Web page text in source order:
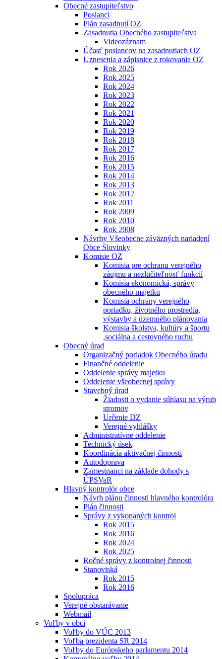
Obecné zastupiteľstvo
Poslanci
Plán zasadnutí OZ
Zasadnutia Obecného zastupiteľstva
Videozáznam
Účasť poslancov na zasadnutiach OZ
Uznesenia a zápisnice z rokovania OZ
Rok 2026
Rok 2025
Rok 2024
Rok 2023
Rok 2022
Rok 2021
Rok 2020
Rok 2019
Rok 2018
Rok 2017
Rok 2016
Rok 2015
Rok 2014
Rok 2013
Rok 2012
Rok 2011
Rok 2009
Rok 2010
Rok 2008
Návrhy Všeobecne záväzných nariadení
Obce Slovinky
Komisie OZ
Komisia pre ochranu verejného
záujmu a nezlučiteľnosť funkcií
Komisia ekonomická, správy
obecného majetku
Komisia ochrany verejného
poriadku, životného prostredia,
výstavby a územného plánovania
Komisia školstva, kultúry a športu
,sociálna a cestovného ruchu
Obecný úrad
Organizačný poriadok Obecného úradu
Finančné oddelenie
Oddelenie správy majetku
Oddelenie všeobecnej správy
Stavebný úrad
Žiadosti o vydanie súhlasu na výrub
stromov
Určenie DZ
Verejné vyhlášky
Administratívne oddelenie
Technický úsek
Koordinácia aktivačnej činnosti
Autodoprava
Zamestnanci na základe dohody s
ÚPSVaR
Hlavný kontrolór obce
Návrh plánu činnosti hlavného kontrolóra
Plán činnosti
Správy z vykonaných kontrol
Rok 2015
Rok 2016
Rok 2024
Rok 2025
Ročné správy z kontrolnej činnosti
Stanoviská
Rok 2015
Rok 2016
Spolupráca
Verejné obstarávanie
Webmail
Voľby v obci
Voľby do VÚC 2013
Voľba prezidenta SR 2014
Voľby do Európskeho parlamentu 2014